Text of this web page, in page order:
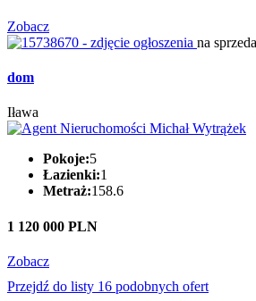
Zobacz
na
dom
Iława
Pokoje:5
Łazienki:1
Metraż:158.6
1 120 000 PLN
Zobacz
Przejdź do listy 16 podobnych ofert